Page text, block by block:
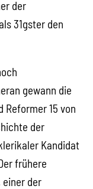
der
31gster den
gewann die
Reformer 15 von
der
Kandidat
frühere
einer der